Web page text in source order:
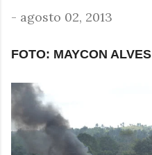
- agosto 02, 2013
FOTO: MAYCON ALVES